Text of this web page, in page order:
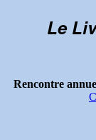
Le
Rencontre